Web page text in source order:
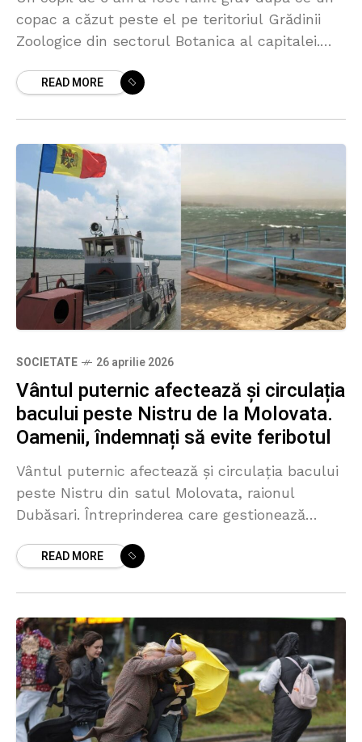
copac a căzut peste el pe teritoriul Grădinii
Zoologice din sectorul Botanica al capitalei.
READ MORE
SOCIETATE 26 aprilie 2026
Vântul puternic afectează și circulația
bacului peste Nistru de la Molovata.
Oamenii, îndemnați să evite feribotul
Vântul puternic afectează și circulația bacului
peste Nistru din satul Molovata, raionul
Dubăsari. Întreprinderea care gestionează
după-amiază, să evite traversarea cu bacul și
READ MORE